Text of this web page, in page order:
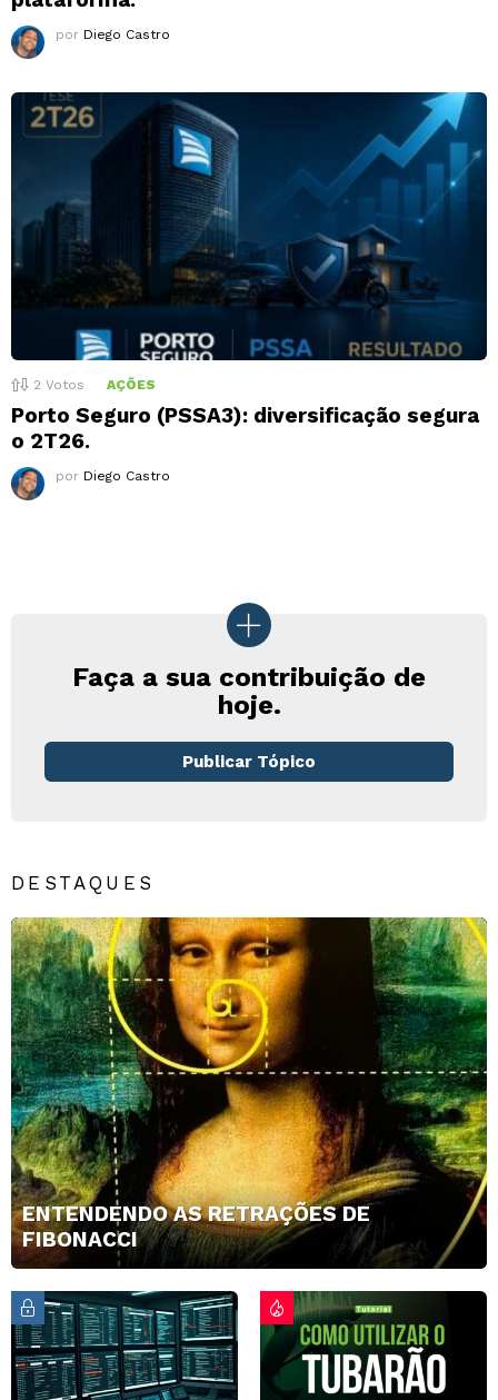
por Diego Castro
2 Votos AÇÕES
Porto Seguro (PSSA3): diversificação segura
o 2T26.
por Diego Castro
Faça a sua contribuição de
hoje.
Publicar Tópico
DESTAQUES
ENTENDENDO AS RETRAÇÕES DE
FIBONACCI